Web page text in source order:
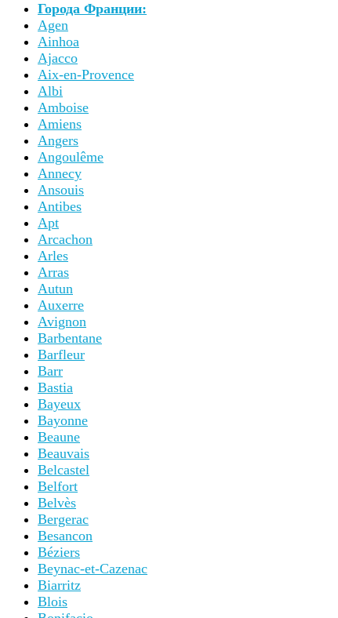
Города Франции:
Agen
Ainhoa
Ajacco
Aix-en-Provence
Albi
Amboise
Amiens
Angers
Angoulême
Annecy
Ansouis
Antibes
Apt
Arcachon
Arles
Arras
Autun
Auxerre
Avignon
Barbentane
Barfleur
Barr
Bastia
Bayeux
Bayonne
Beaune
Beauvais
Belcastel
Belfort
Belvès
Bergerac
Besancon
Béziers
Beynac-et-Cazenac
Biarritz
Blois